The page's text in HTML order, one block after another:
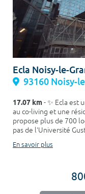
Votre date
Ecla Noisy-le-
93160 Noisy-
17.07 km- ✨ Ecla est
au co-living et une
propose plus de 700
pas de l'Université
En savoir plus